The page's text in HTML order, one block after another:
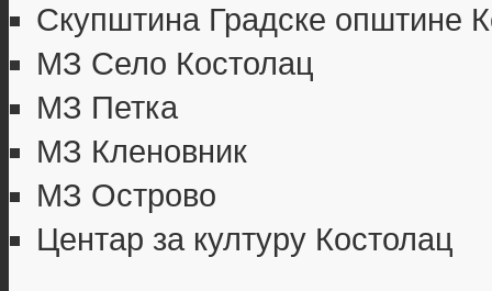
Скупштина Градске општине
МЗ Село Костолац
МЗ Петка
МЗ Кленовник
МЗ Острово
Центар за културу Костолац